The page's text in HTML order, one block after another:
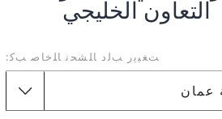
التعاون الخليجي
ﺖﻐﻴﻳﺭ ﺐﻟﺩ ﺎﻠﺸﺤﻧ ﺎﻠﺧﺎﺻ ﺐﻛ:
إرجاع بدون عناء